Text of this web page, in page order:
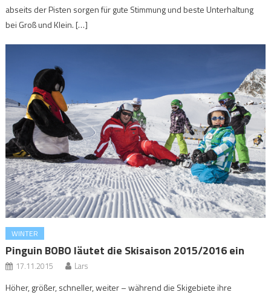
abseits der Pisten sorgen für gute Stimmung und beste Unterhaltung
bei Groß und Klein. […]
WINTER
Pinguin BOBO läutet die Skisaison 2015/2016 ein
17.11.2015 Lars
Höher, größer, schneller, weiter – während die Skigebiete ihre